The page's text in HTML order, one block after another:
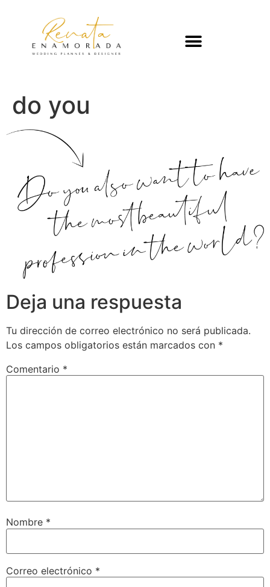
do you
Deja una respuesta
Tu dirección de correo electrónico no será publicada.
Los campos obligatorios están marcados con *
Comentario *
Nombre *
Correo electrónico *